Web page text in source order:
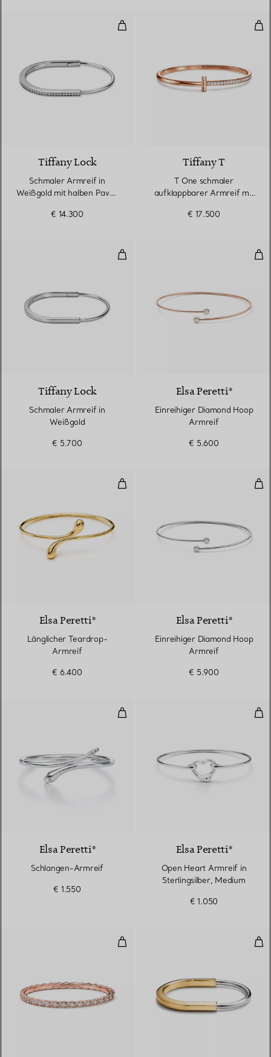
Schmaler Armreif in Weißgold
Tiffany Lock
Schmaler Armreif in
Weißgold mit halben Pavé-
€ 14.300
T
Tiffany T
T One schmaler
aufklappbarer Armreif mit
€ 17.500
Schmaler Armreif in Weißgold
Tiffany Lock
Schmaler Armreif in
Weißgold
€ 5.700
Elsa Peretti®
Einreihiger Diamond Hoop
Armreif
€ 5.600
Länglicher Teardrop-Armreif
Elsa Peretti®
Länglicher Teardrop-
Armreif
€ 6.400
Elsa Peretti®
Einreihiger Diamond Hoop
Armreif
€ 5.900
Schlangen-Armreif
Elsa Peretti®
Schlangen-Armreif
€ 1.550
Elsa Peretti®
Open Heart Armreif in
Sterlingsilber, Medium
€ 1.050
Schmaler Armreif mit Flügeln in